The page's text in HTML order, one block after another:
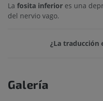
La fosita inferior es una
del nervio vago.
¿La traducción
Galería